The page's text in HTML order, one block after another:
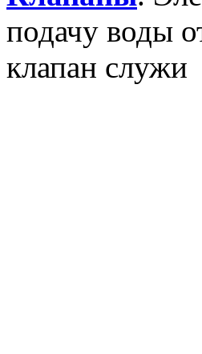
подачу воды
клапан служи